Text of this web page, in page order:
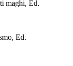
maghi, Ed.
Ed.